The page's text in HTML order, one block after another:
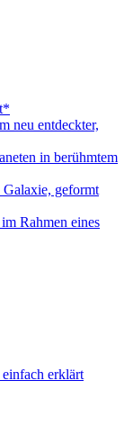
neu entdeckter,
in berühmtem
geformt
Rahmen eines
erklärt